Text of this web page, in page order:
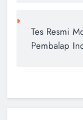
Tes Resmi
Pembalap